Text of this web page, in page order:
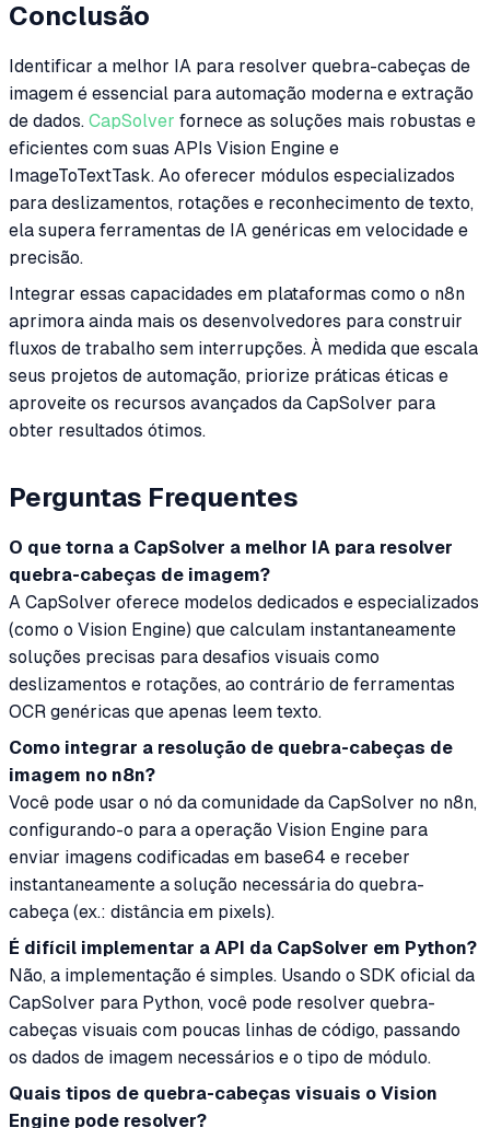
Conclusão
Identificar a melhor IA para resolver quebra-cabeças de
imagem é essencial para automação moderna e extração
de dados. CapSolver fornece as soluções mais robustas e
eficientes com suas APIs Vision Engine e
ImageToTextTask. Ao oferecer módulos especializados
para deslizamentos, rotações e reconhecimento de texto,
ela supera ferramentas de IA genéricas em velocidade e
precisão.
Integrar essas capacidades em plataformas como o n8n
aprimora ainda mais os desenvolvedores para construir
fluxos de trabalho sem interrupções. À medida que escala
seus projetos de automação, priorize práticas éticas e
aproveite os recursos avançados da CapSolver para
obter resultados ótimos.
Perguntas Frequentes
O que torna a CapSolver a melhor IA para resolver
quebra-cabeças de imagem?
A CapSolver oferece modelos dedicados e especializados
(como o Vision Engine) que calculam instantaneamente
soluções precisas para desafios visuais como
deslizamentos e rotações, ao contrário de ferramentas
OCR genéricas que apenas leem texto.
Como integrar a resolução de quebra-cabeças de
imagem no n8n?
Você pode usar o nó da comunidade da CapSolver no n8n,
configurando-o para a operação Vision Engine para
enviar imagens codificadas em base64 e receber
instantaneamente a solução necessária do quebra-
cabeça (ex.: distância em pixels).
É difícil implementar a API da CapSolver em Python?
Não, a implementação é simples. Usando o SDK oficial da
CapSolver para Python, você pode resolver quebra-
cabeças visuais com poucas linhas de código, passando
os dados de imagem necessários e o tipo de módulo.
Quais tipos de quebra-cabeças visuais o Vision
Engine pode resolver?